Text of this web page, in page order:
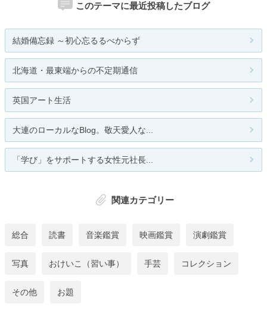
このテーマに最近投稿したブログ
結婚備忘録 ～初心忘るるべからず
北海道・最東端からの不定期通信
英国アート生活
大連のローカルなBlog。敬天愛人な...
「学び」をサポートする女性元社長...
関連カテゴリー
総合 読書 音楽鑑賞 映画鑑賞 演劇鑑賞
写真 おけいこ（習い事） 手芸 コレクション
その他 お題